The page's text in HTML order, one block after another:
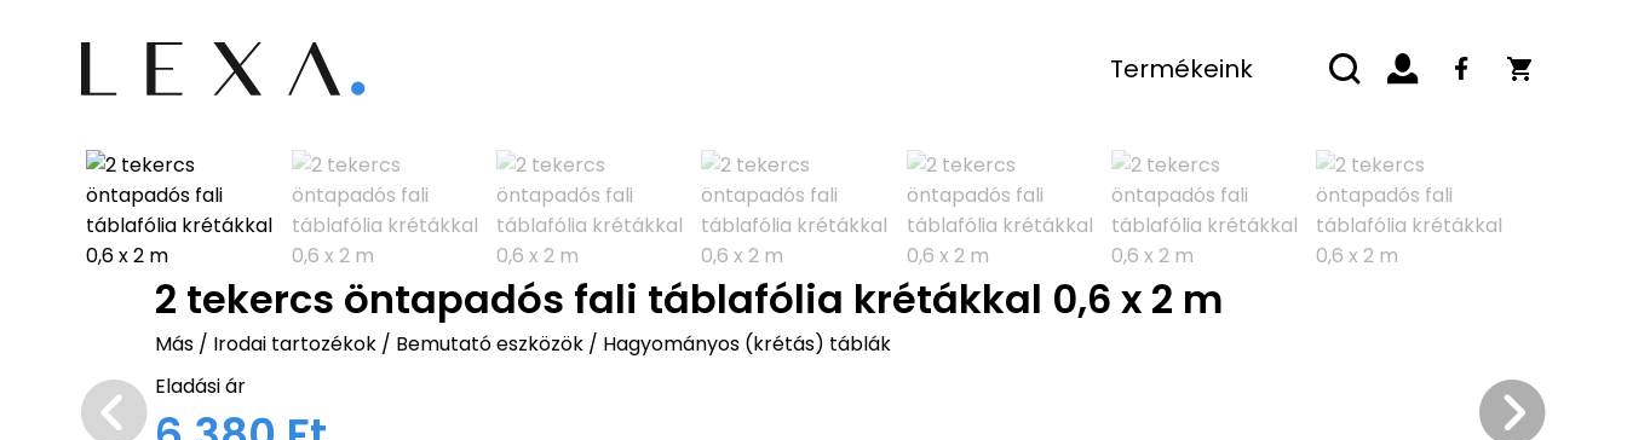
Termékeink
2 tekercs öntapadós fali táblafólia krétákkal 0,6 x 2 m
Más/ Irodai tartozékok/ Bemutató eszközök/ Hagyományos (krétás) táblák
Eladási ár